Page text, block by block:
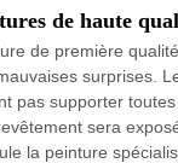
de haute
de première
surprises.
pas supporter
sera
la peinture